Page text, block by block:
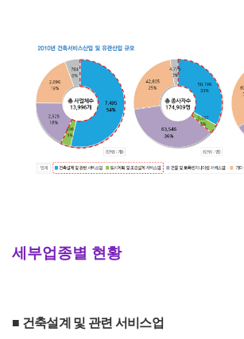
세부업종별 현황
■ 건축설계 및 관련 서비스업